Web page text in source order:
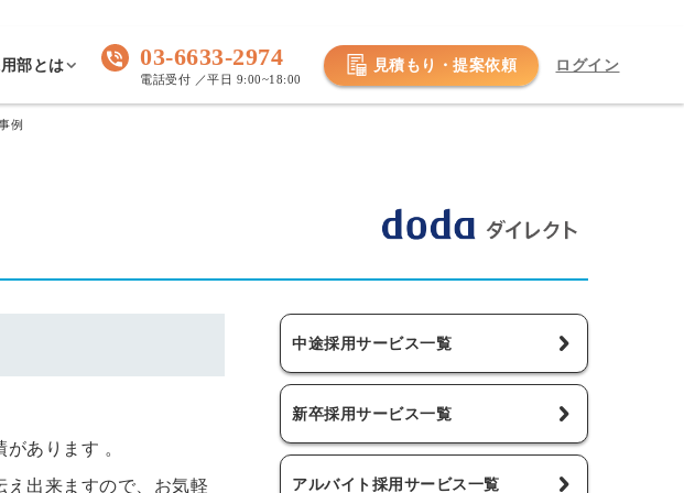
部とは 03-6633-2974
電話受付 ／平日 9:00~18:00
見積もり・提案依頼 ログイン
例
あります 。
出来ますので、お気軽
中途採用サービス一覧
新卒採用サービス一覧
アルバイト採用サービス一覧